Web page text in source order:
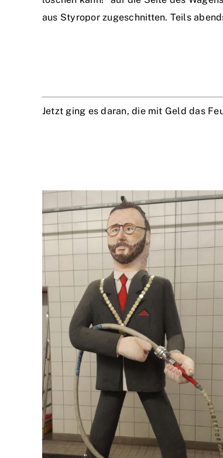
aus Styropor zugeschnitten. Teils
Jetzt ging es daran, die mit Geld das